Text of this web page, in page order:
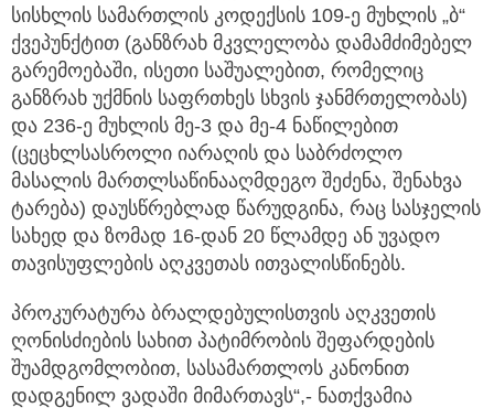
სისხლის სამართლის კოდექსის 109-ე მუხლის „ბ“
ქვეპუნქტით (განზრახ მკვლელობა დამამძიმებელ
გარემოებაში, ისეთი საშუალებით, რომელიც
განზრახ უქმნის საფრთხეს სხვის ჯანმრთელობას)
და 236-ე მუხლის მე-3 და მე-4 ნაწილებით
(ცეცხლსასროლი იარაღის და საბრძოლო
მასალის მართლსაწინააღმდეგო შეძენა, შენახვა
ტარება) დაუსწრებლად წარუდგინა, რაც სასჯელის
სახედ და ზომად 16-დან 20 წლამდე ან უვადო
თავისუფლების აღკვეთას ითვალისწინებს.
პროკურატურა ბრალდებულისთვის აღკვეთის
ღონისძიების სახით პატიმრობის შეფარდების
შუამდგომლობით, სასამართლოს კანონით
დადგენილ ვადაში მიმართავს“,- ნათქვამია